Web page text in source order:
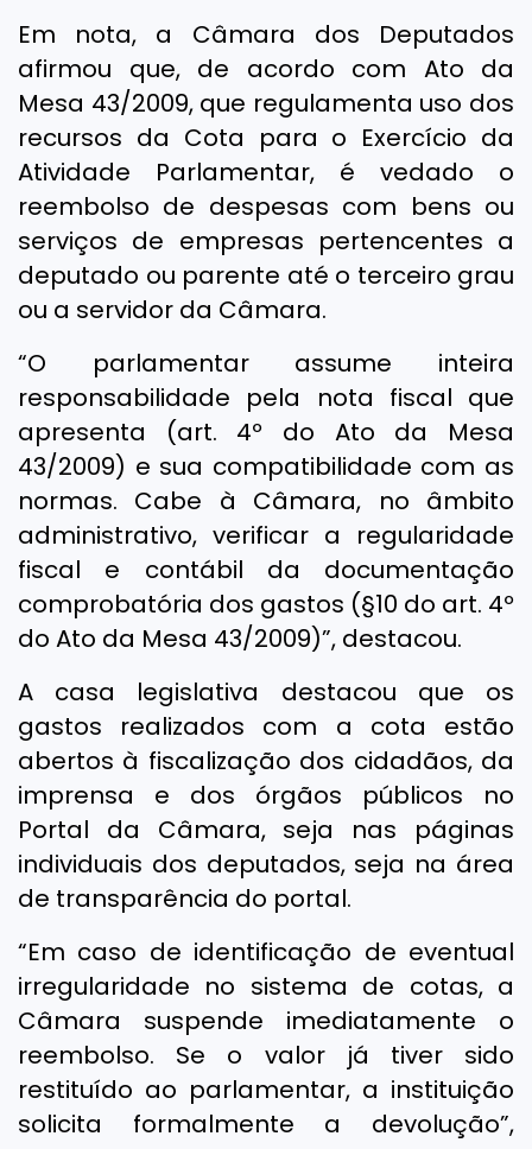
Em nota, a Câmara dos Deputados
afirmou que, de acordo com Ato da
Mesa 43/2009, que regulamenta uso dos
recursos da Cota para o Exercício da
Atividade Parlamentar, é vedado o
reembolso de despesas com bens ou
serviços de empresas pertencentes a
deputado ou parente até o terceiro grau
ou a servidor da Câmara.
“O parlamentar assume inteira
responsabilidade pela nota fiscal que
apresenta (art. 4º do Ato da Mesa
43/2009) e sua compatibilidade com as
normas. Cabe à Câmara, no âmbito
administrativo, verificar a regularidade
fiscal e contábil da documentação
comprobatória dos gastos (§10 do art. 4º
do Ato da Mesa 43/2009)”, destacou.
A casa legislativa destacou que os
gastos realizados com a cota estão
abertos à fiscalização dos cidadãos, da
imprensa e dos órgãos públicos no
Portal da Câmara, seja nas páginas
individuais dos deputados, seja na área
de transparência do portal.
“Em caso de identificação de eventual
irregularidade no sistema de cotas, a
Câmara suspende imediatamente o
reembolso. Se o valor já tiver sido
restituído ao parlamentar, a instituição
solicita formalmente a devolução”,